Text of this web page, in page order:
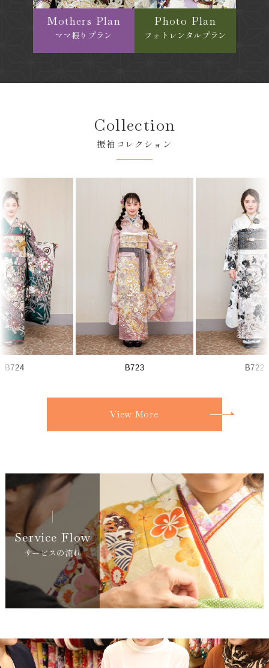
Mothers Plan
ママ振りプラン
Photo Plan
フォトレンタルプラン
Collection
振袖コレクション
B724 B723 B722
View More
Service Flow
サービスの流れ